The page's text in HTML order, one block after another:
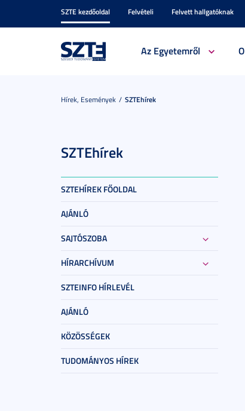
SZTE kezdőoldal Felvételi Felvett hallgatóknak
Az Egyetemről
Hírek, Események SZTEhírek
SZTEhírek
SZTEHÍREK FŐOLDAL
AJÁNLÓ
SAJTÓSZOBA
HÍRARCHÍVUM
SZTEINFO HÍRLEVÉL
AJÁNLÓ
KÖZÖSSÉGEK
TUDOMÁNYOS HÍREK